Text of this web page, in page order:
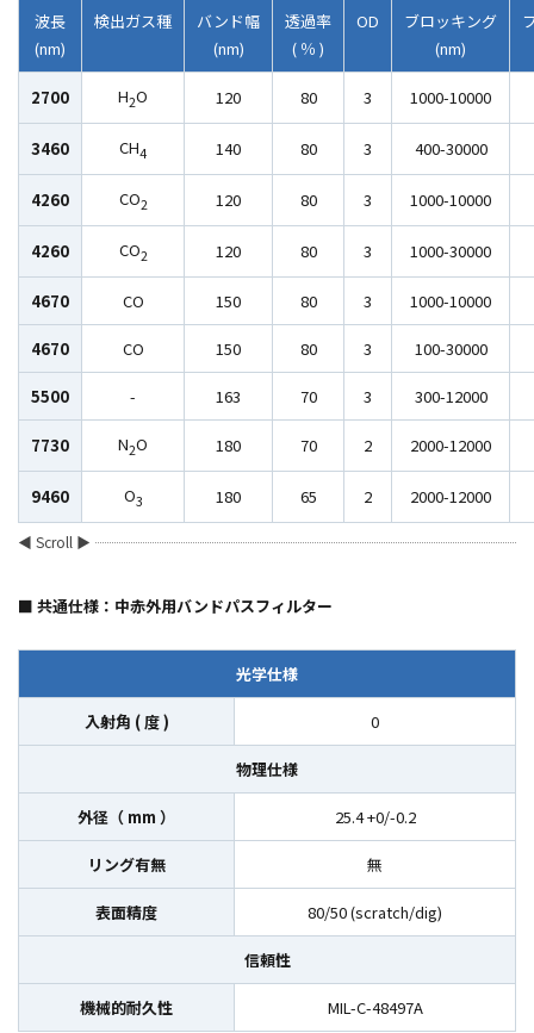
波長
(nm)
検出ガス種
バンド幅
(nm)
透過率
( ％ )
OD
ブロッキング
(nm)
2700 H2O 120 80 3 1000-10000
3460 CH4 140 80 3 400-30000
4260 CO2 120 80 3 1000-10000
4260 CO2 120 80 3 1000-30000
4670 CO 150 80 3 1000-10000
4670 CO 150 80 3 100-30000
5500 - 163 70 3 300-12000
7730 N2O 180 70 2 2000-12000
9460 O3 180 65 2 2000-12000
■ 共通仕様：中赤外用バンドパスフィルター
光学仕様
入射角 ( 度 ) 0
物理仕様
外径（ mm ） 25.4 +0/-0.2
リング有無 無
表面精度 80/50 (scratch/dig)
信頼性
機械的耐久性 MIL-C-48497A